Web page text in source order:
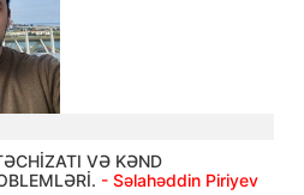
VƏ KƏND
- Səlahəddin Piriyev